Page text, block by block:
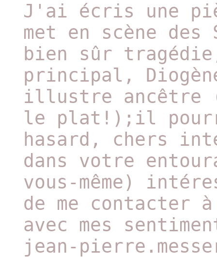
J'ai écris une
met en scène des
bien sûr
principal,
illustre ancêtre
le plat!);il
hasard, chers
dans votre
vous-même)
de me contacter
avec mes
jean-